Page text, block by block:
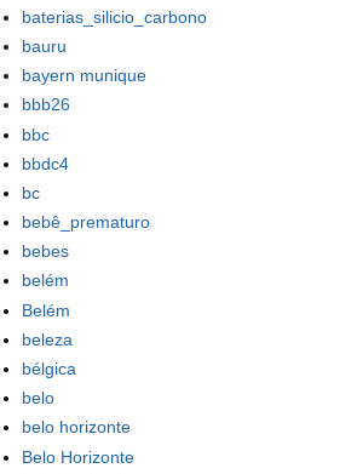
baterias_silicio_carbono
bauru
bayern munique
bbb26
bbc
bbdc4
bc
bebê_prematuro
bebes
belém
Belém
beleza
bélgica
belo
belo horizonte
Belo Horizonte